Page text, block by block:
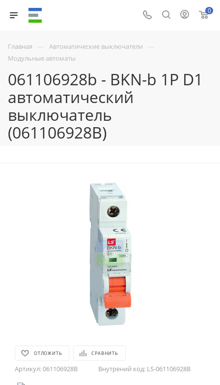
0
Главная — Автоматические выключатели —
Модульные автоматы
061106928b - BKN-b 1P D1
автоматический
выключатель
(061106928B)
ОТЛОЖИТЬ СРАВНИТЬ
Артикул:061106928B Внутрений код: LS-061106928B